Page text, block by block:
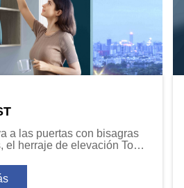
a las puertas con bisagras
el herraje de elevación Top
frontales en los módulos